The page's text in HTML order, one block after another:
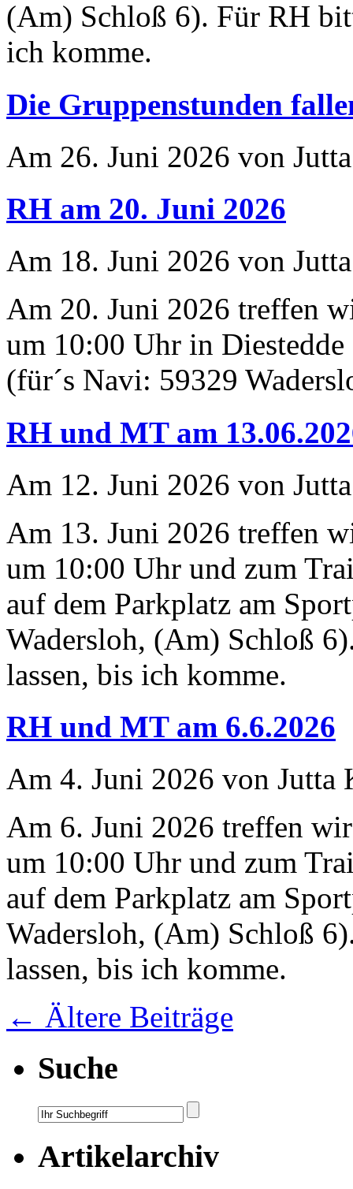
(Am) Schloß 6). Für RH
ich komme.
Die Gruppenstunden
Am 26. Juni 2026 von
RH am 20. Juni 2026
Am 18. Juni 2026 von
Am 20. Juni 2026 treffen
um 10:00 Uhr in
(für´s Navi: 59329
RH und MT am
Am 12. Juni 2026 von
Am 13. Juni 2026 treffen
um 10:00 Uhr und zum
auf dem Parkplatz am
Wadersloh, (Am) Schloß
lassen, bis ich komme.
RH und MT am 6.6.2026
Am 4. Juni 2026 von Jutta
Am 6. Juni 2026 treffen
um 10:00 Uhr und zum
auf dem Parkplatz am
Wadersloh, (Am) Schloß
lassen, bis ich komme.
← Ältere Beiträge
Suche
Artikelarchiv